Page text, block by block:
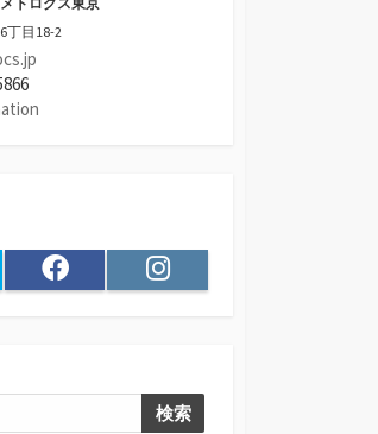
丁目18-2
Facebook Instagram
検索